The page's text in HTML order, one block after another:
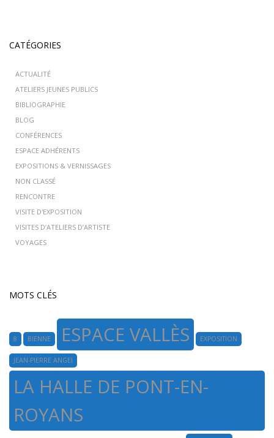
CATÉGORIES
ACTUALITÉ
ATELIERS JEUNES PUBLICS
BIBLIOGRAPHIE
BLOG
CONFÉRENCES
ESPACE ADHÉRENTS
EXPOSITIONS & VERNISSAGES
NON CLASSÉ
RENCONTRE
VISITE D'EXPOSITION
VISITES D’ATELIERS D’ARTISTE
VOYAGES
MOTS CLÉS
8 BIENNE ESPACE VALLÈS EXPOSITION
JEAN-PIERRE ANGEI
LA HALLE DE PONT-EN-
ROYANS